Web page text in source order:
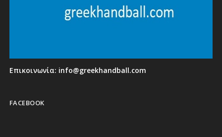
Επικοινωνία: info@greekhandball.com
FACEBOOK